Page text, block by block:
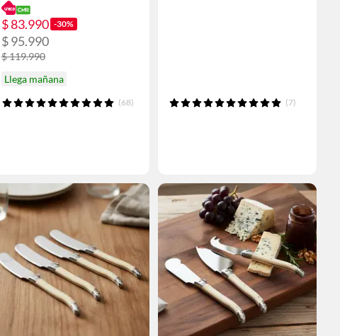
$ 83.990 -30%
$ 95.990
$ 119.990
Llega mañana
(68) (7)